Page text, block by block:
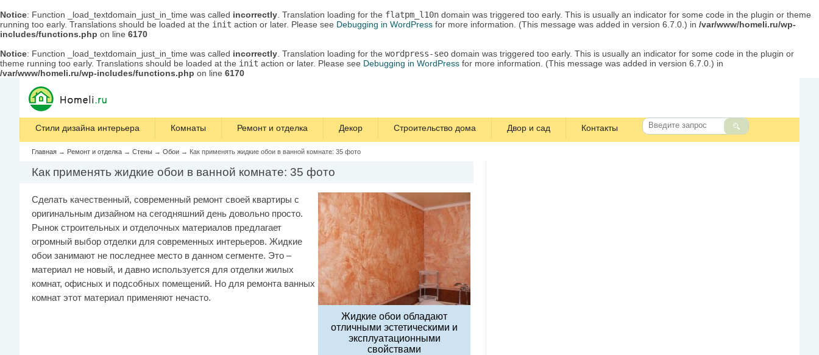
Notice: Function _load_textdomain_just_in_time was called incorrectly . Translation loading for the flatpm_l10n domain was triggered too early. This is usually an indicator for some code in the plugin or theme
running too early. Translations should be loaded at the init action or later. Please see Debugging in WordPress for more information. (This message was added in version 6.7.0.) in /var/www/homeli.ru/wp-
includes/functions.php on line 6170
Notice: Function _load_textdomain_just_in_time was called incorrectly . Translation loading for the wordpress-seo domain was triggered too early. This is usually an indicator for some code in the plugin or
theme running too early. Translations should be loaded at the init action or later. Please see Debugging in WordPress for more information. (This message was added in version 6.7.0.) in
/var/www/homeli.ru/wp-includes/functions.php on line 6170
Стили дизайна интерьера Комнаты Ремонт и отделка Декор Строительство дома Двор и сад Контакты
Главная → Ремонт и отделка → Стены → Обои → Как применять жидкие обои в ванной комнате: 35 фото
Как применять жидкие обои в ванной комнате: 35 фото
Жидкие обои обладают
отличными эстетическими и
эксплуатационными
свойствами
Сделать качественный, современный ремонт своей квартиры с
оригинальным дизайном на сегодняшний день довольно просто.
Рынок строительных и отделочных материалов предлагает
огромный выбор отделки для современных интерьеров. Жидкие
обои занимают не последнее место в данном сегменте. Это –
материал не новый, и давно используется для отделки жилых
комнат, офисных и подсобных помещений. Но для ремонта ванных
комнат этот материал применяют нечасто.